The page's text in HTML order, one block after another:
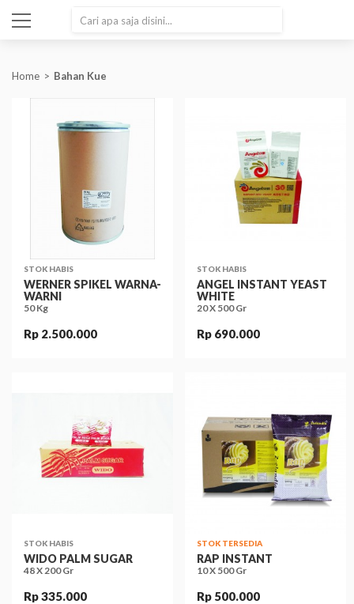
Home Bahan Kue
STOK HABIS
WERNER SPIKEL WARNA-
WARNI
50 Kg
Rp 2.500.000
STOK HABIS
ANGEL INSTANT YEAST
WHITE
20 X 500 Gr
Rp 690.000
STOK HABIS
WIDO PALM SUGAR
48 X 200 Gr
Rp 335.000
STOK TERSEDIA
RAP INSTANT
10 X 500 Gr
Rp 500.000